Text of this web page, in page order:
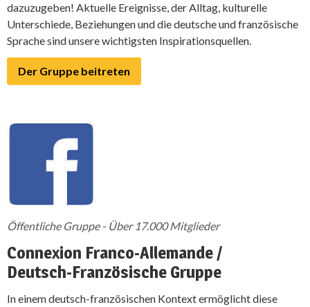
dazuzugeben! Aktuelle Ereignisse, der Alltag, kulturelle
Unterschiede, Beziehungen und die deutsche und französische
Sprache sind unsere wichtigsten Inspirationsquellen.
Der Gruppe beitreten
Öffentliche Gruppe - Über 17.000 Mitglieder
Connexion Franco-Allemande /
Deutsch-Französische Gruppe
In einem deutsch-französischen Kontext ermöglicht diese